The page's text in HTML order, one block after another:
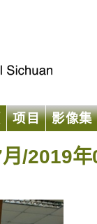
项目 影像集
/2019年